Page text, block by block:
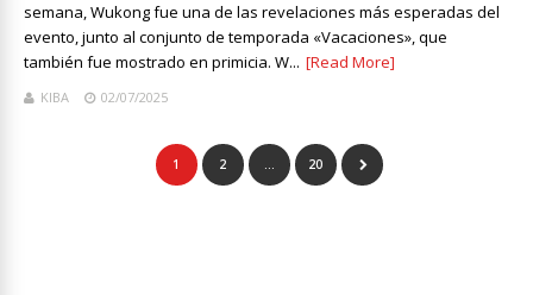
semana, Wukong fue una de las revelaciones más esperadas del
evento, junto al conjunto de temporada «Vacaciones», que
también fue mostrado en primicia. W... [Read More]
KIBA 02/07/2025
1 2 … 20